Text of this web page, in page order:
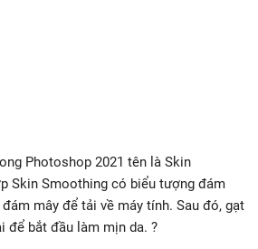
Photoshop 2021 tên là Skin
Skin Smoothing có biểu tượng đám
mây để tải về máy tính. Sau đó, gạt
để bắt đầu làm mịn da. ?